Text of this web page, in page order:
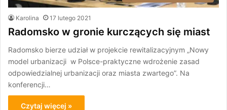
Karolina 17 lutego 2021
Radomsko w gronie kurczących się miast
Radomsko bierze udział w projekcie rewitalizacyjnym „Nowy
model urbanizacji w Polsce-praktyczne wdrożenie zasad
odpowiedzialnej urbanizacji oraz miasta zwartego”. Na
konferencji…
Czytaj więcej »